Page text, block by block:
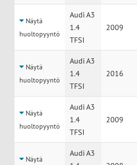
Näytä
huoltopyyntö
Audi A3
1.4
TFSI
2009
Näytä
huoltopyyntö
Audi A3
1.4
TFSI
2016
Näytä
huoltopyyntö
Audi A3
1.4
TFSI
2009
Näytä
Audi A3